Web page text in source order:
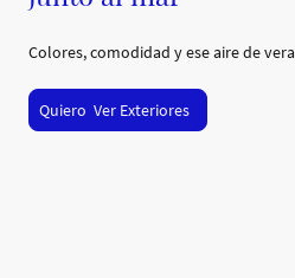
Colores, comodidad y ese aire de
Quiero Ver Exteriores